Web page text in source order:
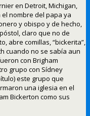
en Detroit, Michigan,
el nombre del papa ya
y obispo y de hecho,
claro que no de
abre comillas, “bickerita”,
cuando no se sabía aun
con Brigham
grupo con Sídney
este grupo que
una iglesia en el
Bickerton como sus